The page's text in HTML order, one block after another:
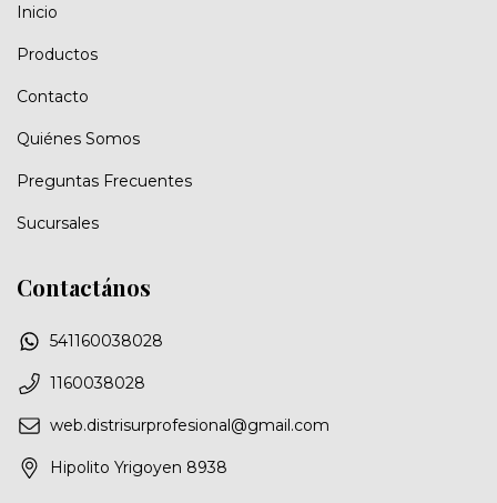
Inicio
Productos
Contacto
Quiénes Somos
Preguntas Frecuentes
Sucursales
Contactános
541160038028
1160038028
web.distrisurprofesional@gmail.com
Hipolito Yrigoyen 8938